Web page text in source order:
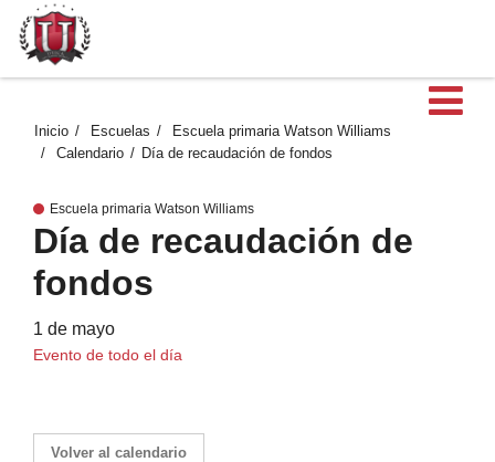
Inicio Escuelas
Escuela primaria Watson Williams
Calendario
Día de recaudación de fondos
Escuela primaria Watson Williams
Día de recaudación de
fondos
1 de mayo
Evento de todo el día
Volver al calendario